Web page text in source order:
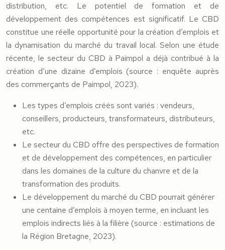
distribution, etc. Le potentiel de formation et de
développement des compétences est significatif. Le CBD
constitue une réelle opportunité pour la création d’emplois et
la dynamisation du marché du travail local. Selon une étude
récente, le secteur du CBD à Paimpol a déjà contribué à la
création d’une dizaine d’emplois (source : enquête auprès
des commerçants de Paimpol, 2023).
Les types d’emplois créés sont variés : vendeurs,
conseillers, producteurs, transformateurs, distributeurs,
etc.
Le secteur du CBD offre des perspectives de formation
et de développement des compétences, en particulier
dans les domaines de la culture du chanvre et de la
transformation des produits.
Le développement du marché du CBD pourrait générer
une centaine d’emplois à moyen terme, en incluant les
emplois indirects liés à la filière (source : estimations de
la Région Bretagne, 2023).